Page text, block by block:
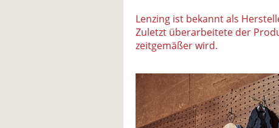
Lenzing ist bekannt als
Zuletzt überarbeitete der
zeitgemäßer wird.